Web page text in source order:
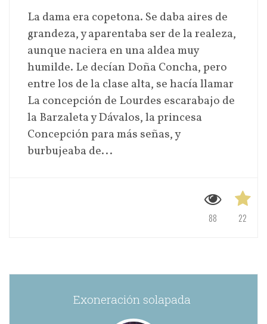
La dama era copetona. Se daba aires de
grandeza, y aparentaba ser de la realeza,
aunque naciera en una aldea muy
humilde. Le decían Doña Concha, pero
entre los de la clase alta, se hacía llamar
La concepción de Lourdes escarabajo de
la Barzaleta y Dávalos, la princesa
Concepción para más señas, y
burbujeaba de...
22
88
Exoneración solapada